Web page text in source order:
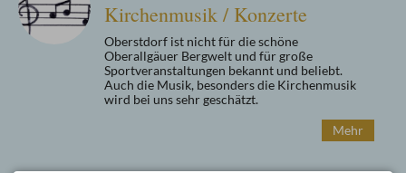
Kirchenmusik / Konzerte
Oberstdorf ist nicht für die schöne
Oberallgäuer Bergwelt und für große
Sportveranstaltungen bekannt und beliebt.
Auch die Musik, besonders die Kirchenmusik
wird bei uns sehr geschätzt.
Mehr